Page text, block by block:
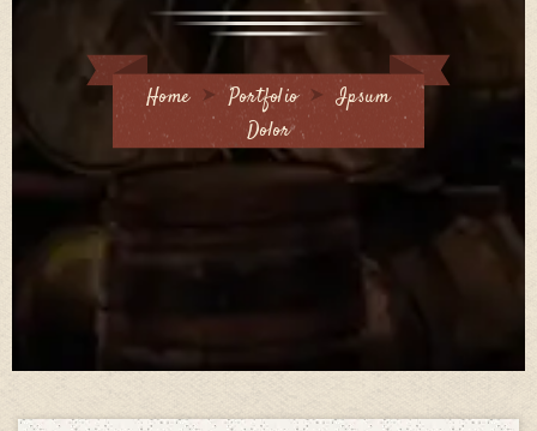
Home Portfolio
Ipsum
Dolor